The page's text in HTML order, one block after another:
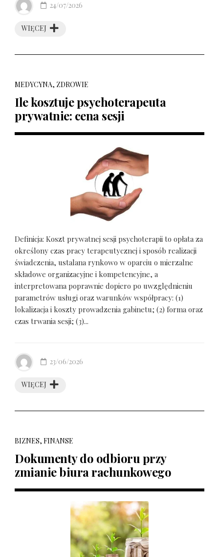
WIĘCEJ
24/07/2026
MEDYCYNA, ZDROWIE
Ile kosztuje psychoterapeuta
prywatnie: cena sesji
Definicja: Koszt prywatnej sesji psychoterapii to opłata za
określony czas pracy terapeutycznej i sposób realizacji
świadczenia, ustalana rynkowo w oparciu o mierzalne
składowe organizacyjne i kompetencyjne, a
interpretowana poprawnie dopiero po uwzględnieniu
parametrów usługi oraz warunków współpracy: (1)
lokalizacja i koszty prowadzenia gabinetu; (2) forma oraz
czas trwania sesji; (3)...
WIĘCEJ
23/06/2026
BIZNES, FINANSE
Dokumenty do odbioru przy
zmianie biura rachunkowego